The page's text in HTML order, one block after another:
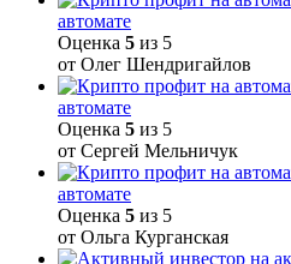
автомате
Оценка 5 из 5
от Олег Шендригайлов
автомате
Оценка 5 из 5
от Сергей Мельничук
автомате
Оценка 5 из 5
от Ольга Курганская